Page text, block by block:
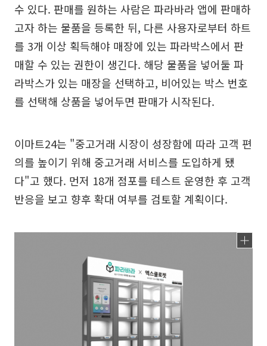
수 있다. 판매를 원하는 사람은 파라바라 앱에 판매하
고자 하는 물품을 등록한 뒤, 다른 사용자로부터 하트
를 3개 이상 획득해야 매장에 있는 파라박스에서 판
매할 수 있는 권한이 생긴다. 해당 물품을 넣어둘 파
라박스가 있는 매장을 선택하고, 비어있는 박스 번호
를 선택해 상품을 넣어두면 판매가 시작된다.
이마트24는 "중고거래 시장이 성장함에 따라 고객 편
의를 높이기 위해 중고거래 서비스를 도입하게 됐
다"고 했다. 먼저 18개 점포를 테스트 운영한 후 고객
반응을 보고 향후 확대 여부를 검토할 계획이다.